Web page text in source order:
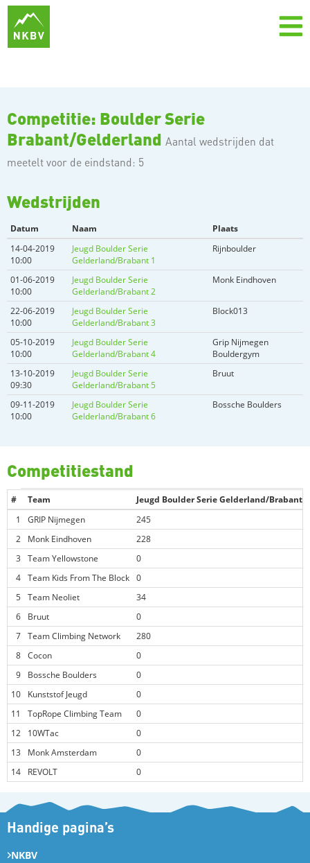
Competitie: Boulder Serie
Brabant/Gelderland Aantal wedstrijden dat
meetelt voor de eindstand: 5
Wedstrijden
Datum Naam
Plaats
14-04-2019
10:00
Jeugd Boulder Serie
Gelderland/Brabant 1
Rijnboulder
01-06-2019
10:00
Jeugd Boulder Serie
Gelderland/Brabant 2
Monk Eindhoven
22-06-2019
10:00
Jeugd Boulder Serie
Gelderland/Brabant 3
Block013
05-10-2019
10:00
Jeugd Boulder Serie
Gelderland/Brabant 4
Grip Nijmegen
Bouldergym
13-10-2019
09:30
Jeugd Boulder Serie
Gelderland/Brabant 5
Bruut
09-11-2019
10:00
Jeugd Boulder Serie
Gelderland/Brabant 6
Bossche Boulders
Competitiestand
# Team
Jeugd Boulder Serie Gelderland/Brabant 1
1
GRIP Nijmegen
245
2
Monk Eindhoven
228
3
Team Yellowstone
0
4 Team Kids From The Block 0
5 Team Neoliet
34
6
Bruut
0
7 Team Climbing Network
280
8 Cocon
0
9
Bossche Boulders
0
10
Kunststof Jeugd
0
11
TopRope Climbing Team
0
12
10WTac
0
13
Monk Amsterdam
0
14
REVOLT 0
Handige pagina’s
NKBV